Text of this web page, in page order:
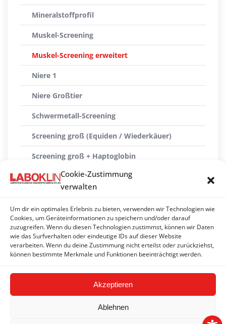
Cookie-Zustimmung
verwalten
Um dir ein optimales Erlebnis zu bieten, verwenden wir Technologien wie
Cookies, um Geräteinformationen zu speichern und/oder darauf
zuzugreifen. Wenn du diesen Technologien zustimmst, können wir Daten
wie das Surfverhalten oder eindeutige IDs auf dieser Website
verarbeiten. Wenn du deine Zustimmung nicht erteilst oder zurückziehst,
können bestimmte Merkmale und Funktionen beeinträchtigt werden.
Akzeptieren
Ablehnen
Mineralstoffprofil
Muskel-Screening
Muskel-Screening erweitert
Niere 1
Niere Großtier
Schwermetall-Screening
Screening groß (Equiden / Wiederkäuer)
Screening groß + Haptoglobin
Screening groß + SAA
Senior-Profil Pferd
Tumordiagnostik klein
Vitaminprofil klein